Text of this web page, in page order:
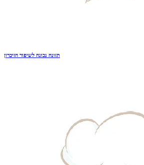
תזונה נכונה לשיפור הזיכרון